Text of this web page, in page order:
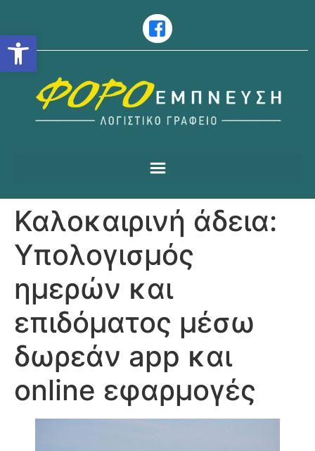
Ανοίξτε τη γραμμή
Καλοκαιρινή άδεια:
Υπολογισμός
ημερών και
επιδόματος μέσω
δωρεάν app και
online εφαρμογές